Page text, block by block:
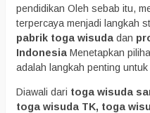
pendidikan Oleh sebab itu,
terpercaya menjadi langkah
pabrik toga wisuda dan
Indonesia Menetapkan
adalah langkah penting
Diawali dari toga wisuda
toga wisuda TK, toga